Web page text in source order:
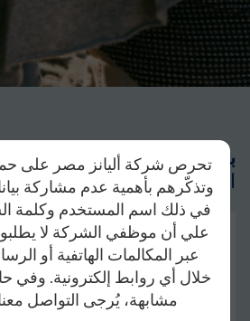
برنامج أليانز لضمان تقاعدك:
التقاعد هو وقتك للاسترخاء
التقاعد هو فرصتك للاسترخاء،
بالحياة، لكن ارتفاع التكاليف قد
كبير. معبرنامج أليانز لضمان تقاعدك
مدخراتك من خلال محفظة استثمارية
تحرص شركة أليانز مصر على
وتذكّرهم بأهمية عدم مشاركة
في ذلك اسم المستخدم وكلمة
علي أن موظفي الشركة لا
عبر المكالمات الهاتفية أو
خلال أي روابط إلكترونية. وفي
مشابهة، يُرجى التواصل معنا